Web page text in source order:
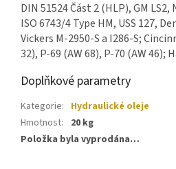
DIN 51524 Část 2 (HLP), GM
ISO 6743/4 Type HM, USS 127,
Vickers M-2950-S a I286-S;
32), P-69 (AW 68), P-70 (AW 46);
Doplňkové parametry
Kategorie: Hydraulické oleje
Hmotnost:
20 kg
Položka byla vyprodána…